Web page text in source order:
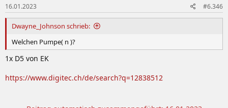
16.01.2023 #6.346
Dwayne_Johnson schrieb:
Welchen Pumpe( n )?
1x D5 von EK
https://www.digitec.ch/de/search?q=12838512